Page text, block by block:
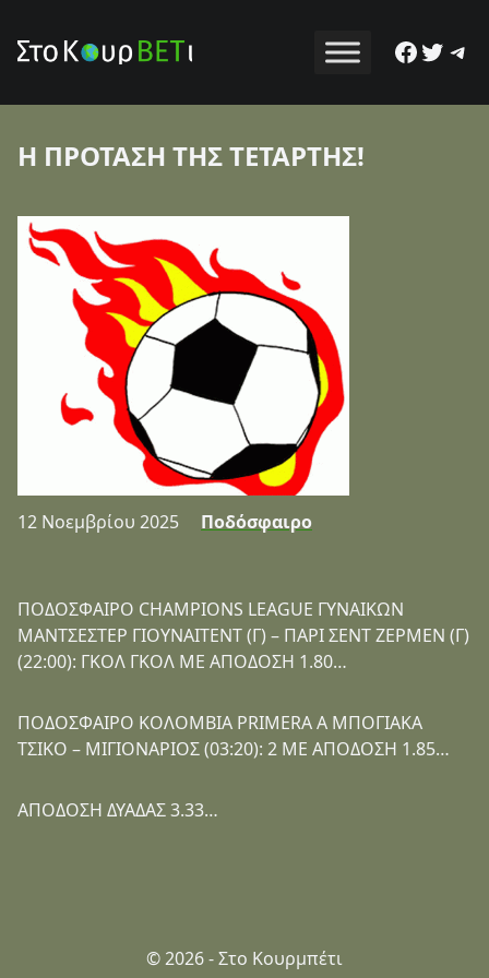
Η ΠΡΟΤΑΣΗ ΤΗΣ ΤΕΤΑΡΤΗΣ!
12 Νοεμβρίου 2025 Ποδόσφαιρο
ΠΟΔΟΣΦΑΙΡΟ CHAMPIONS LEAGUE ΓΥΝΑΙΚΩΝ
ΜΑΝΤΣΕΣΤΕΡ ΓΙΟΥΝΑΙΤΕΝΤ (Γ) – ΠΑΡΙ ΣΕΝΤ ΖΕΡΜΕΝ (Γ)
(22:00): ΓΚΟΛ ΓΚΟΛ ΜΕ ΑΠΟΔΟΣΗ 1.80…
ΠΟΔΟΣΦΑΙΡΟ ΚΟΛΟΜΒΙΑ PRIMERA A ΜΠΟΓΙΑΚΑ
ΤΣΙΚΟ – ΜΙΓΙΟΝΑΡΙΟΣ (03:20): 2 ΜΕ ΑΠΟΔΟΣΗ 1.85…
ΑΠΟΔΟΣΗ ΔΥΑΔΑΣ 3.33…
© 2026 - Στο Κουρμπέτι